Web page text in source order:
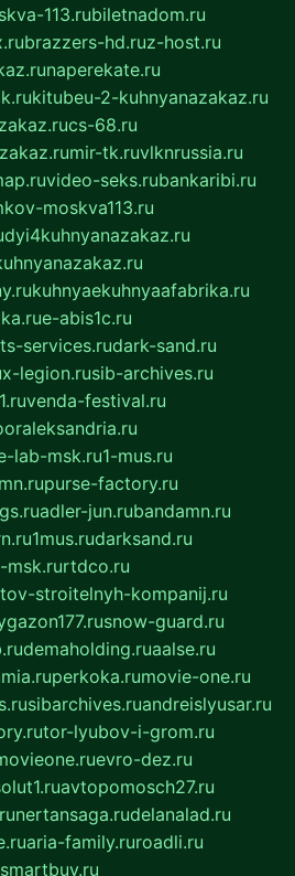
113.rubiletnadom.ru
brazzers-hd.ruz-host.ru
naperekate.ru
kitubeu-2-kuhnyanazakaz.ru
cs-68.ru
mir-tk.ruvlknrussia.ru
video-seks.rubankaribi.ru
moskva113.ru
kuhnyaekuhnyaafabrika.ru
e-abis1c.ru
services.rudark-sand.ru
x-legion.rusib-archives.ru
venda-festival.ru
lab-msk.ru1-mus.ru
purse-factory.ru
adler-jun.rubandamn.ru
1mus.rudarksand.ru
msk.rurtdco.ru
stroitelnyh-kompanij.ru
snow-guard.ru
demaholding.ruaalse.ru
perkoka.rumovie-one.ru
sibarchives.ruandreislyusar.ru
tor-lyubov-i-grom.ru
evro-dez.ru
avtopomosch27.ru
nertansaga.rudelanalad.ru
aria-family.ruroadli.ru